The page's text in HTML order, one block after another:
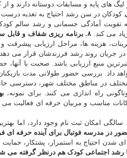
های پایه و مسابقات دوستانه دارند و
کودکان در سن رشد احتیاج به تغذیه
تقویت آمادگی جسمانی و رشد سالم
می کند. ۸. برنامه ریزی شفاف و قابل سنجش
هزینه ها، مراحل ارزیابی پیشرفت و
در جریان روند رشد فرزندشان قرار می
منبع ارزیابی باشد. صحبت با
داد. بررسی حضور طولانی مدت
در مناطق مختلف شهر، دسترسی
راه اندازی می کنند. برای نمونه،
مناسب و مربیان حرفه ای فعالیت می
شدن احتیاج به استمرار، پشتکار،